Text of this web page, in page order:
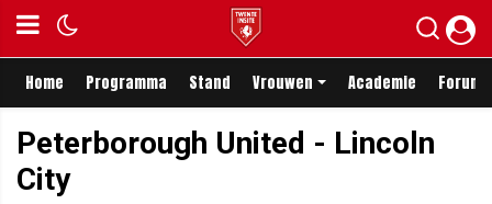
Home Programma Stand Vrouwen Academie Forum
Peterborough United - Lincoln
City